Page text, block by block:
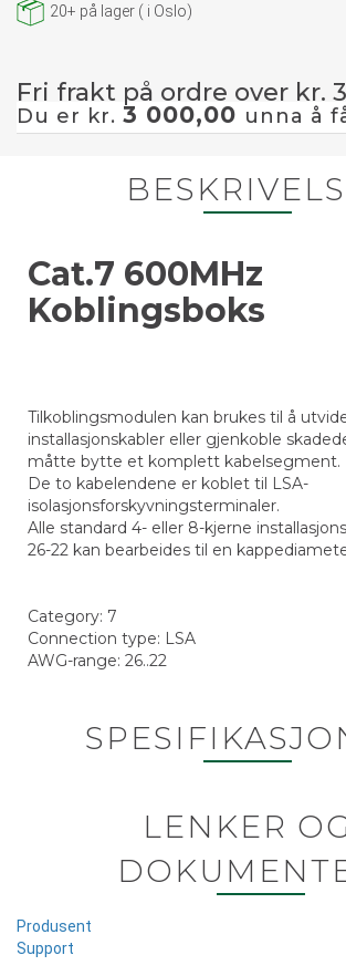
20+ på lager ( i Oslo)
Fri frakt på ordre over kr.
Du er kr. 3 000,00 unna å
Cat.7 600MHz
Koblingsboks
Tilkoblingsmodulen kan brukes til å
installasjonskabler eller gjenkoble
måtte bytte et komplett kabelsegment.
De to kabelendene er koblet til LSA-
isolasjonsforskyvningsterminaler.
Alle standard 4- eller 8-kjerne
26-22 kan bearbeides til en
Category: 7
Connection type: LSA
AWG-range: 26..22
LENKER OG
Produsent
Support